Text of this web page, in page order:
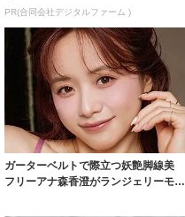
PR(合同会社デジタルファーム )
ガーターベルトで際立つ妖艶脚線美
フリーアナ森香澄がランジェリーモデ